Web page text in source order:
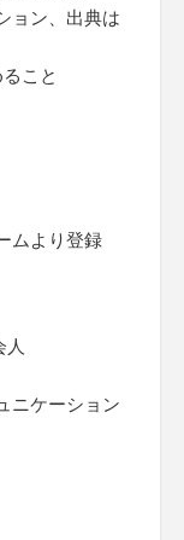
ョン、出典は
こと
ムより登録
人
ニケーション